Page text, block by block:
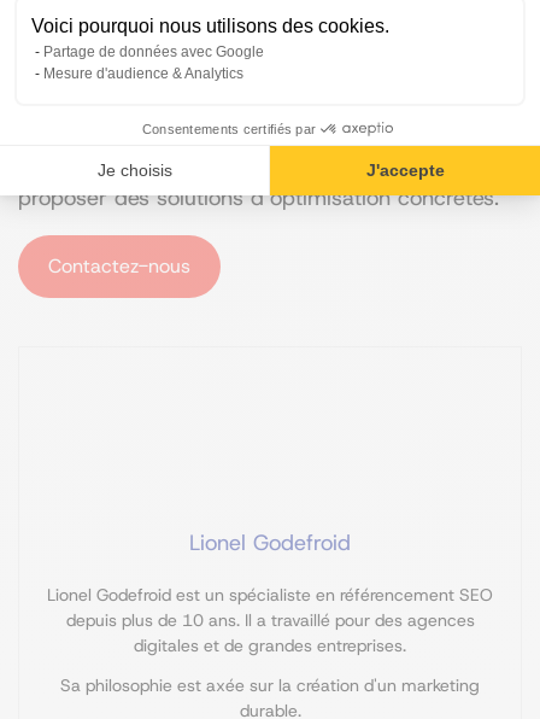
Voici pourquoi nous utilisons des cookies.
Partage de données avec Google
Mesure d'audience & Analytics
Consentements certifiés par
Je choisis J'accepte
Unsuivi SEO régulierest particulièrement utile si
vous souhaitez que votre site reste visible sur les
moteurs de recherche et attire du trafic. Puisqu’il
faire appel à uneagence de webmarketing
pourra réaliser une analyse de qualité et vous
proposer des solutions d’optimisation concrètes.
Contactez-nous
Lionel Godefroid
Lionel Godefroid est un spécialiste en référencement SEO
depuis plus de 10 ans. Il a travaillé pour des agences
digitales et de grandes entreprises.
Sa philosophie est axée sur la création d'un marketing
durable.